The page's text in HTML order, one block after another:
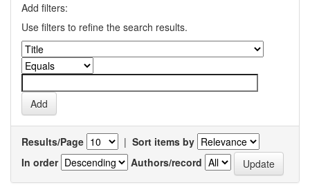
Add filters:
Use filters to refine the search results.
Results/Page | Sort items by
In order
Authors/record